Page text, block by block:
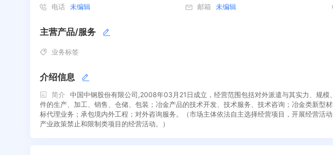
电话 未编辑 邮箱 未编辑
主营产品/服务
业务标签
介绍信息
简介
中国中钢股份有限公司,2008年03月21日成立，经营范围包括对外派遣与其实力、规
件的生产、加工、销售、仓储、包装；冶金产品的技术开发、技术服务、技术咨询；冶金类新
标代理业务；承包境内外工程；对外咨询服务。（市场主体依法自主选择经营项目，开展经营
产业政策禁止和限制类项目的经营活动。）